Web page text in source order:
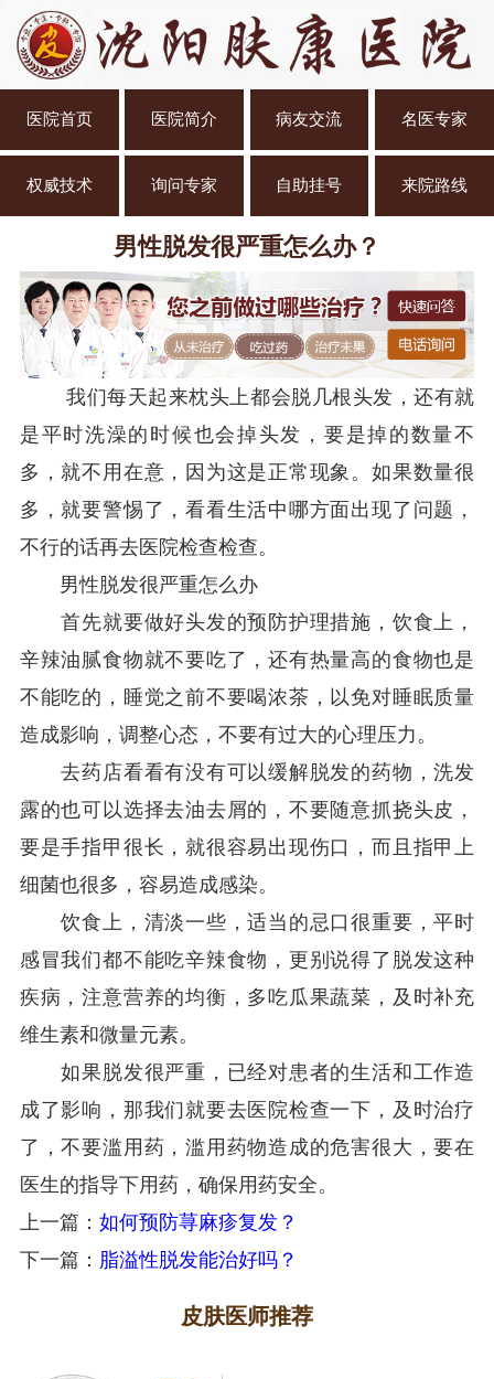
医院首页 医院简介 病友交流 名医专家
权威技术 询问专家 自助挂号 来院路线
男性脱发很严重怎么办？
我们每天起来枕头上都会脱几根头发，还有就
是平时洗澡的时候也会掉头发，要是掉的数量不
多，就不用在意，因为这是正常现象。如果数量很
多，就要警惕了，看看生活中哪方面出现了问题，
不行的话再去医院检查检查。
男性脱发很严重怎么办
首先就要做好头发的预防护理措施，饮食上，
辛辣油腻食物就不要吃了，还有热量高的食物也是
不能吃的，睡觉之前不要喝浓茶，以免对睡眠质量
造成影响，调整心态，不要有过大的心理压力。
去药店看看有没有可以缓解脱发的药物，洗发
露的也可以选择去油去屑的，不要随意抓挠头皮，
要是手指甲很长，就很容易出现伤口，而且指甲上
细菌也很多，容易造成感染。
饮食上，清淡一些，适当的忌口很重要，平时
感冒我们都不能吃辛辣食物，更别说得了脱发这种
疾病，注意营养的均衡，多吃瓜果蔬菜，及时补充
维生素和微量元素。
如果脱发很严重，已经对患者的生活和工作造
成了影响，那我们就要去医院检查一下，及时治疗
了，不要滥用药，滥用药物造成的危害很大，要在
医生的指导下用药，确保用药安全。
上一篇： 如何预防荨麻疹复发？
下一篇： 脂溢性脱发能治好吗？
皮肤医师推荐